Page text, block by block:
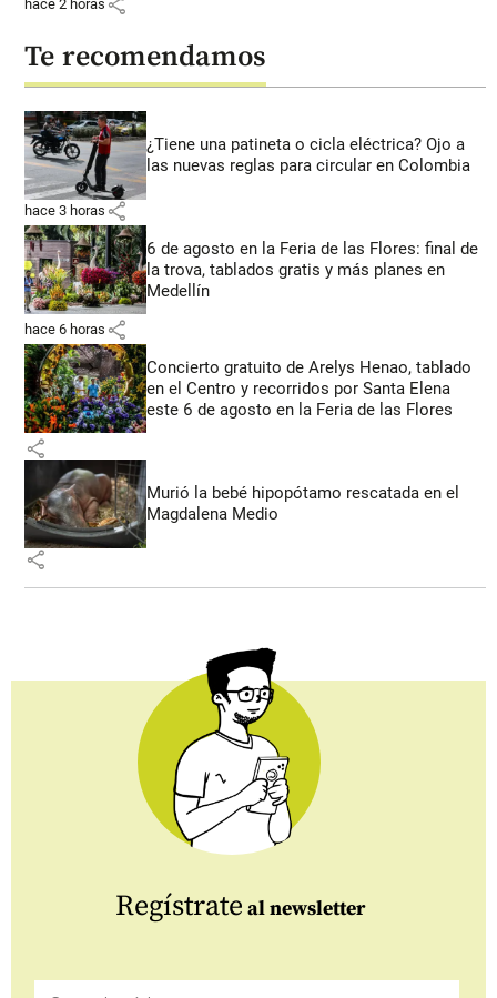
hace 2 horas
Te recomendamos
¿Tiene una patineta o cicla eléctrica? Ojo a
las nuevas reglas para circular en Colombia
hace 3 horas share
6 de agosto en la Feria de las Flores: final de
la trova, tablados gratis y más planes en
Medellín
hace 6 horas share
Concierto gratuito de Arelys Henao, tablado
en el Centro y recorridos por Santa Elena
este 6 de agosto en la Feria de las Flores
share
Murió la bebé hipopótamo rescatada en el
Magdalena Medio
share
Regístrate al newsletter